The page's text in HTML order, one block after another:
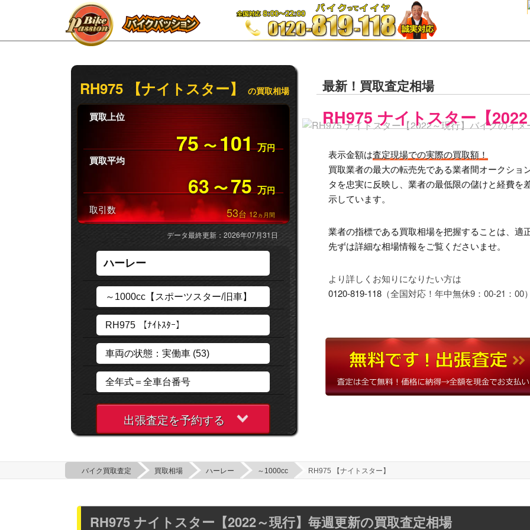
最新！買取査定相場
RH975 ナイトスター【
表示金額は査定現場での実際の買取額！
買取業者の最大の転売先である業者間オークショ
タを忠実に反映し、業者の最低限の儲けと経費を
示しています。
業者の指標である買取相場を把握することは、適
先ずは詳細な相場情報をご覧くださいませ。
より詳しくお知りになりたい方は
0120-819-118（全国対応！年中無休9：00-21：00
RH975 【ナイトスター】 の買取相場
買取上位
75 〜101 万円
買取平均
63 〜75 万円
取引数 53台12ヵ月間
データ最終更新：2026年07月31日
出張査定を予約する
バイク買取査定 買取相場 ハーレー ～1000cc RH975 【ナイトスター】
RH975 ナイトスター【2022～現行】毎週更新の買取査定相場